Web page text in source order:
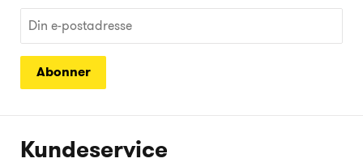
Abonner
Kundeservice